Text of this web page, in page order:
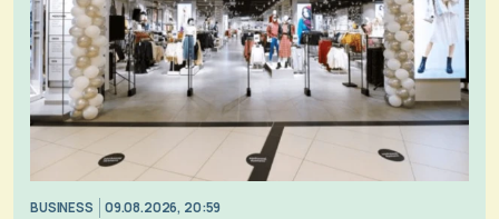
BUSINESS 09.08.2026, 20:59